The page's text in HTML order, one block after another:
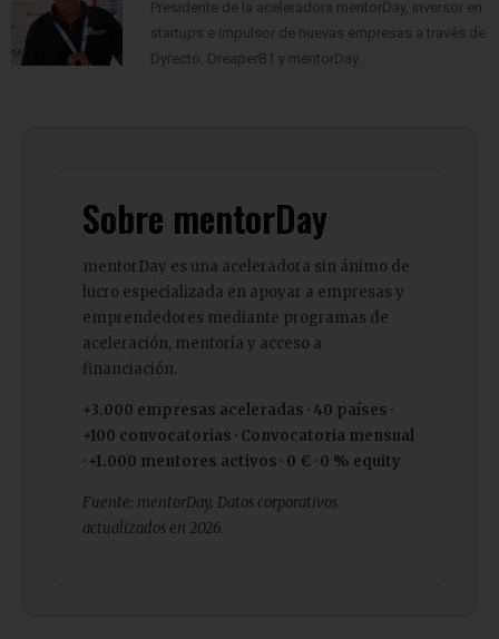
Presidente de la aceleradora mentorDay, inversor en
startups e impulsor de nuevas empresas a través de
Dyrecto, DreaperB1 y mentorDay.
Sobre mentorDay
mentorDay es una aceleradora sin ánimo de
lucro especializada en apoyar a empresas y
emprendedores mediante programas de
aceleración, mentoría y acceso a
financiación.
+3.000 empresas aceleradas · 40 países ·
+100 convocatorias · Convocatoria mensual
· +1.000 mentores activos · 0 € · 0 % equity
Fuente: mentorDay. Datos corporativos
actualizados en 2026.